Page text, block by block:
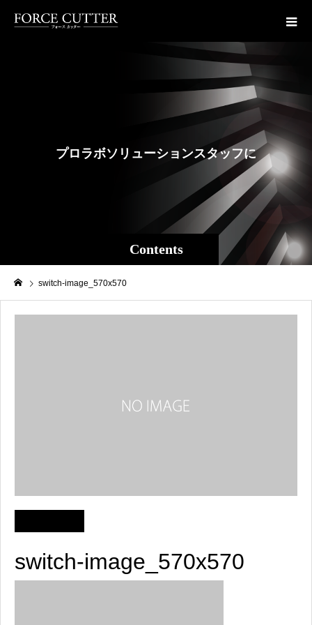
Contents
ロラ ボソリ ュ ーショ ン スタッフ による
switch-image_570x570
switch-image_570x570